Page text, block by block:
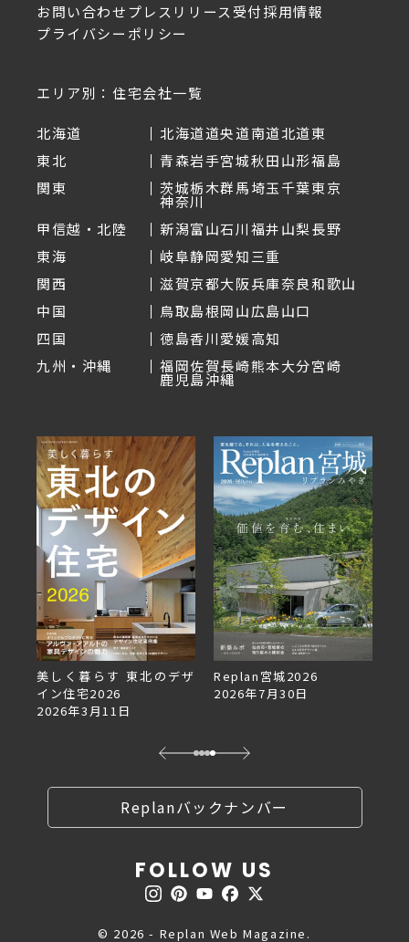
お問い合わせ プレスリリース受付採用情報
プライバシーポリシー
エリア別：住宅会社一覧
北海道 北海道道央道南道北道東
東北
青森岩手宮城秋田山形福島
関東
茨城栃木群馬埼玉千葉東京
神奈川
甲信越・北陸
新潟富山石川福井山梨長野
東海
岐阜静岡愛知三重
関西
滋賀京都大阪兵庫奈良和歌山
中国
鳥取島根岡山広島山口
四国
徳島香川愛媛高知
九州・沖縄
福岡佐賀長崎熊本大分宮崎
鹿児島沖縄
美しく暮らす 東北のデザ
イン住宅2026
2026年3月11日
Replan宮城2026
2026年7月30日
Replanバックナンバー
FOLLOW US
© 2026 - Replan Web Magazine.